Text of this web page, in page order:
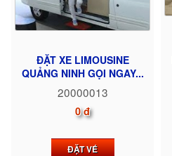
ĐẶT XE LIMOUSINE
QUẢNG NINH GỌI NGAY...
20000013
0 đ
ĐẶT VÉ